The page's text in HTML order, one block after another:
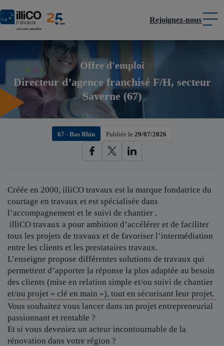
Panneau de gestion des cookies
Rejoignez-nous
Offre d'emploi
Directeur d’agence franchisé F/H, secteur
Saverne (67)
67 - Bas Rhin Publiée le 29/07/2026
Créée en 2000, illiCO travaux est la marque fondatrice du
courtage en travaux et est spécialisée dans
l’accompagnement et le suivi de chantier .
illiCO travaux a pour ambition d’accélérer et de faciliter
tous les projets de travaux et de favoriser l’intermédiation
entre les clients et les prestataires travaux.
L’enseigne propose différentes solutions de travaux qui
permettent d’apporter la réponse la plus adaptée au besoin
des clients (mise en relation simple et/ou suivi de chantier
et/ou projet « clé en main »), tout en sécurisant leur projet.
Vous souhaitez vous lancer dans un projet entrepreneurial
passionnant et rentable ?
Et si vous deveniez un acteur incontournable de la
rénovation dans votre région ?